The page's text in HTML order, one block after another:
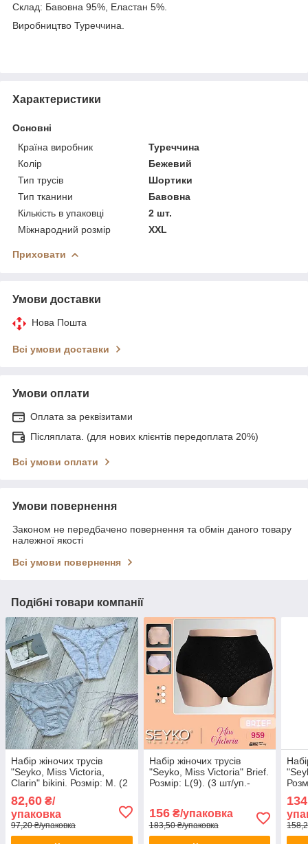
Склад: Бавовна 95%, Еластан 5%.
Виробництво Туреччина.
Характеристики
Основні
Країна виробник
Туреччина
Колір
Бежевий
Тип трусів
Шортики
Тип тканини
Бавовна
Кількість в упаковці
2 шт.
Міжнародний розмір
XXL
Приховати
Умови доставки
Нова Пошта
Всі умови доставки
Умови оплати
Оплата за реквізитами
Післяплата. (для нових клієнтів передоплата 20%)
Всі умови оплати
Умови повернення
Законом не передбачено повернення та обмін даного товару
належної якості
Всі умови повернення
Подібні товари компанії
Набір жіночих трусів
"Seyko, Miss Victoria,
Clarin" bikini. Розмір: M. (2
шт/уп). Туреччина. (CN-
129-M)
82,60 ₴/
упаковка
97,20 ₴/упаковка
Набір жіночих трусів
"Seyko, Miss Victoria" Brief.
Розмір: L(9). (3 шт/уп.-
156₴/упаковка
183,50 ₴/упаковка